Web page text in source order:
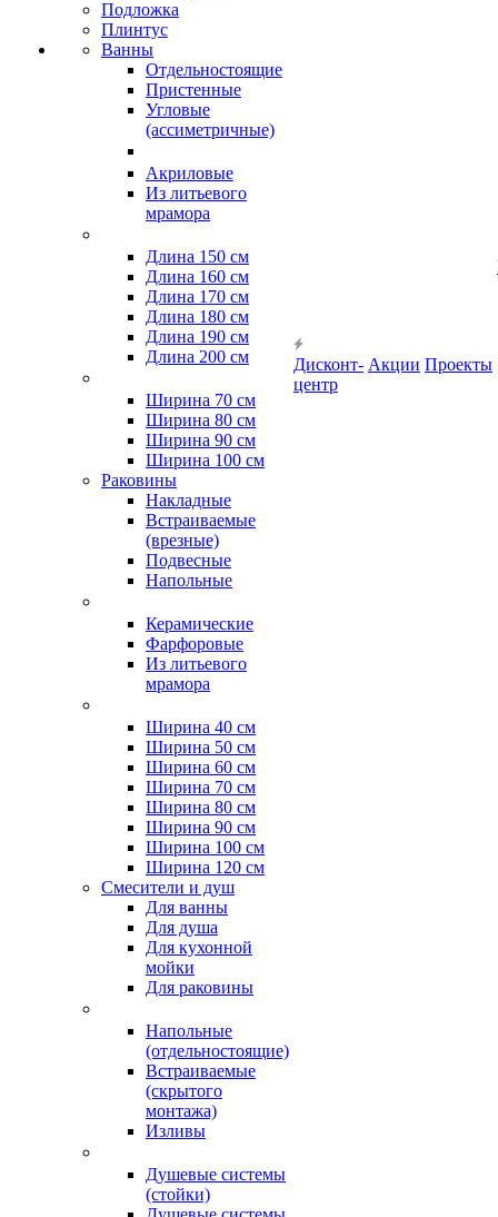
Подложка
Плинтус
Ванны
Отдельностоящие
Пристенные
Угловые
(ассиметричные)
Акриловые
Из литьевого
мрамора
Длина 150 см
Длина 160 см
Длина 170 см
Длина 180 см
Длина 190 см
Длина 200 см
Ширина 70 см
Ширина 80 см
Ширина 90 см
Ширина 100 см
Раковины
Накладные
Встраиваемые
(врезные)
Подвесные
Напольные
Керамические
Фарфоровые
Из литьевого
мрамора
Ширина 40 см
Ширина 50 см
Ширина 60 см
Ширина 70 см
Ширина 80 см
Ширина 90 см
Ширина 100 см
Ширина 120 см
Смесители и душ
Для ванны
Для душа
Для кухонной
мойки
Для раковины
Напольные
(отдельностоящие)
Встраиваемые
(скрытого
монтажа)
Изливы
Душевые системы
(стойки)
Дисконт-
центр
Акции Проекты